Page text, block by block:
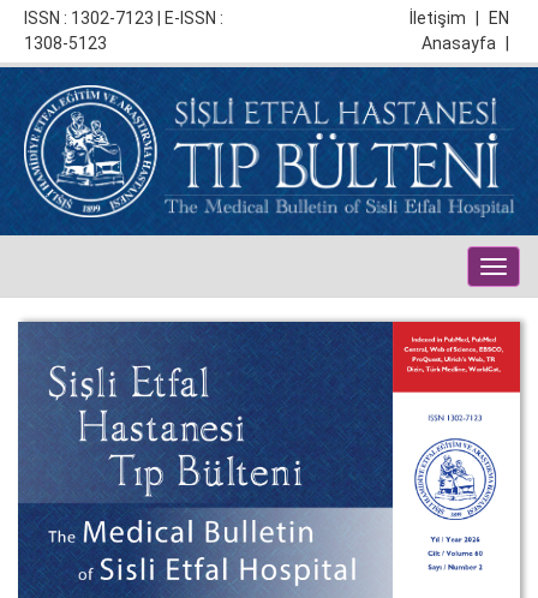
ISSN : 1302-7123 | E-ISSN :
1308-5123
EN
İletişim
Anasayfa